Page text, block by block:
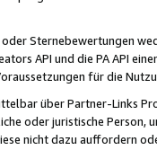
Sternebewertungen
API und die PA API
für die
über Partner-Links
oder juristische
nicht dazu auffordern